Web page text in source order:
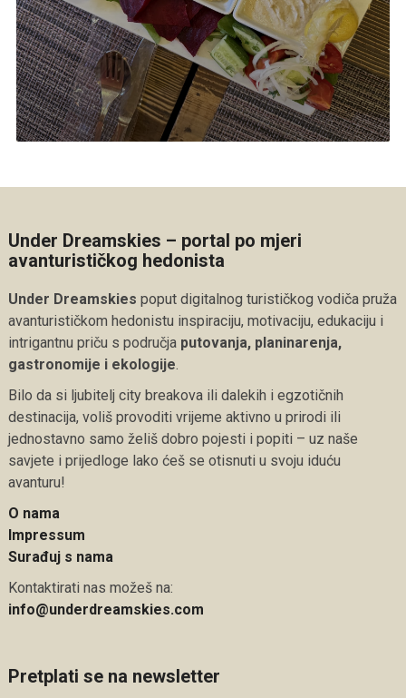
Under Dreamskies – portal po mjeri
avanturističkog hedonista
Under Dreamskies poput digitalnog turističkog vodiča pruža
avanturističkom hedonistu inspiraciju, motivaciju, edukaciju i
intrigantnu priču s područja putovanja, planinarenja,
gastronomije i ekologije.
Bilo da si ljubitelj city breakova ili dalekih i egzotičnih
destinacija, voliš provoditi vrijeme aktivno u prirodi ili
jednostavno samo želiš dobro pojesti i popiti – uz naše
savjete i prijedloge lako ćeš se otisnuti u svoju iduću
avanturu!
O nama
Impressum
Surađuj s nama
Kontaktirati nas možeš na:
info@underdreamskies.com
Pretplati se na newsletter